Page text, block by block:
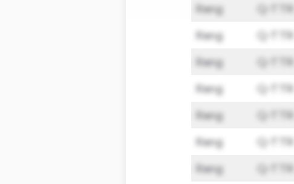
Rang
Q-TTR
Rang
Q-TTR
Rang
Q-TTR
Rang
Q-TTR
Rang
Q-TTR
Rang
Q-TTR
Rang
Q-TTR